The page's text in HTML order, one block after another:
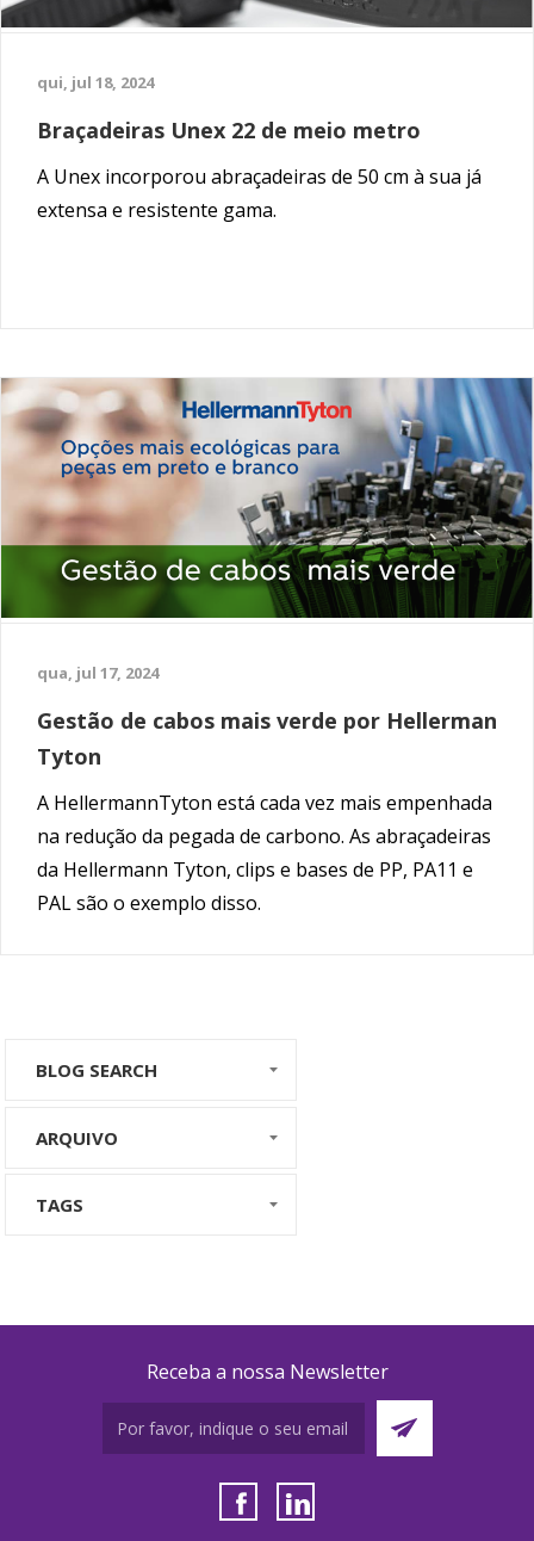
qui, jul 18, 2024
Braçadeiras Unex 22 de meio metro
A Unex incorporou abraçadeiras de 50 cm à sua já
extensa e resistente gama.
qua, jul 17, 2024
Gestão de cabos mais verde por Hellerman
Tyton
A HellermannTyton está cada vez mais empenhada
na redução da pegada de carbono. As abraçadeiras
da Hellermann Tyton, clips e bases de PP, PA11 e
PAL são o exemplo disso.
BLOG SEARCH
ARQUIVO
TAGS
Receba a nossa Newsletter